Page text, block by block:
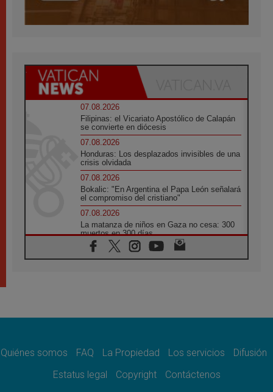
07.08.2026
Filipinas: el Vicariato Apostólico de Calapán
se convierte en diócesis
07.08.2026
Honduras: Los desplazados invisibles de una
crisis olvidada
07.08.2026
Bokalic: "En Argentina el Papa León señalará
el compromiso del cristiano"
07.08.2026
La matanza de niños en Gaza no cesa: 300
muertos en 300 días
07.08.2026
Tagle: La guerra desfigura el mundo, solo la
como misión al servicio del Evangelio
SIGNIS 2026, dar voz a las religiosas en el
Quiénes somos FAQ La Propiedad Los servicios
Difusión
Estatus legal
Copyright Contáctenos